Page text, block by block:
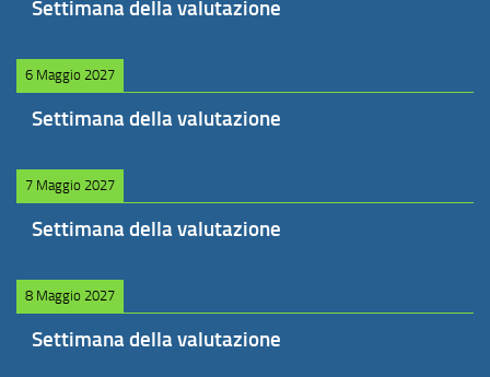
Settimana della valutazione
6 Maggio 2027
Settimana della valutazione
7 Maggio 2027
Settimana della valutazione
8 Maggio 2027
Settimana della valutazione